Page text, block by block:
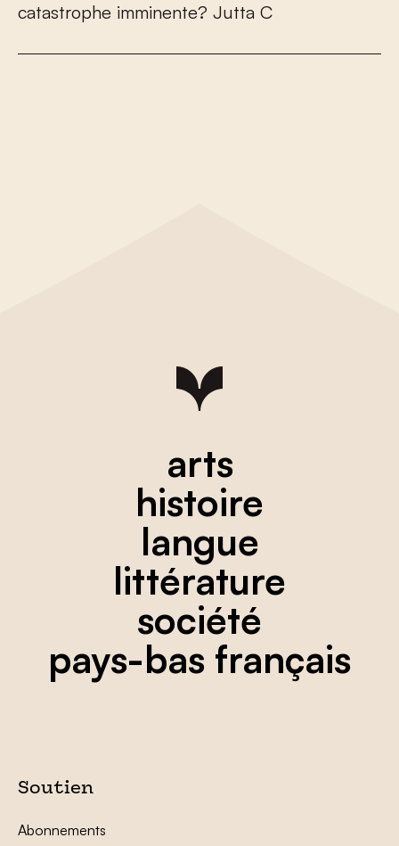
catastrophe imminente? Jutta C
arts
histoire
langue
littérature
société
pays-bas français
Soutien
Abonnements